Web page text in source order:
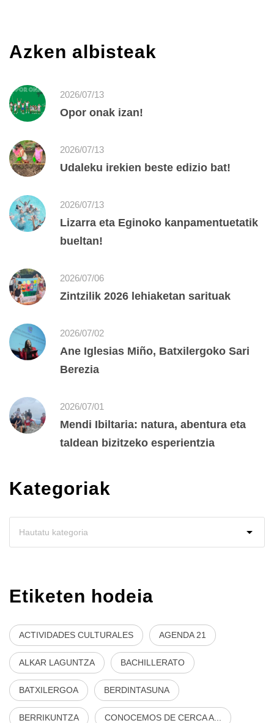
Azken albisteak
2026/07/13
Opor onak izan!
2026/07/13
Udaleku irekien beste edizio bat!
2026/07/13
Lizarra eta Eginoko kanpamentuetatik
bueltan!
2026/07/06
Zintzilik 2026 lehiaketan sarituak
2026/07/02
Ane Iglesias Miño, Batxilergoko Sari
Berezia
2026/07/01
Mendi Ibiltaria: natura, abentura eta
taldean bizitzeko esperientzia
Kategoriak
Etiketen hodeia
ACTIVIDADES CULTURALES AGENDA 21
ALKAR LAGUNTZA BACHILLERATO
BATXILERGOA BERDINTASUNA
BERRIKUNTZA CONOCEMOS DE CERCA A...